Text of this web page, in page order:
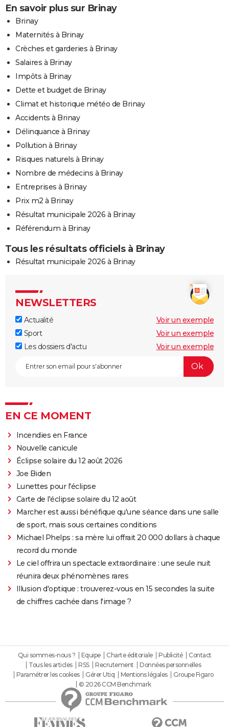
En savoir plus sur Brinay
Brinay
Maternités à Brinay
Crèches et garderies à Brinay
Salaires à Brinay
Impôts à Brinay
Dette et budget de Brinay
Climat et historique météo de Brinay
Accidents à Brinay
Délinquance à Brinay
Pollution à Brinay
Risques naturels à Brinay
Nombre de médecins à Brinay
Entreprises à Brinay
Prix m2 à Brinay
Résultat municipale 2026 à Brinay
Référendum à Brinay
Tous les résultats officiels à Brinay
Résultat municipale 2026 à Brinay
NEWSLETTERS
Actualité
Voir un exemple
Sport
Voir un exemple
Les dossiers d'actu
Voir un exemple
EN CE MOMENT
Incendies en France
Nouvelle canicule
Éclipse solaire du 12 août 2026
Joe Biden
Lunettes pour l'éclipse
Carte de l'éclipse solaire du 12 août
Marcher est aussi bénéfique qu'une séance dans une salle
de sport, mais sous certaines conditions
Michael Phelps : sa mère lui offrait 20 000 dollars à chaque
record du monde
Le ciel offrira un spectacle extraordinaire : une seule nuit
réunira deux phénomènes rares
Illusion d'optique : trouverez-vous en 15 secondes la suite
de chiffres cachée dans l'image ?
Qui sommes-nous ? Equipe Charte éditoriale Publicité
Contact
Tous les articles
RSS Recrutement
Données personnelles
Paramétrer les cookies
Gérer Utiq Mentions légales
Groupe Figaro
© 2026 CCM Benchmark